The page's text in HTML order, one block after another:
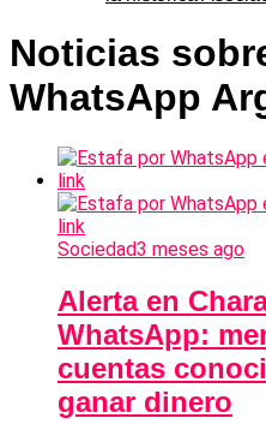
Noticias
WhatsApp
Sociedad3 meses ago
Alerta en
WhatsApp:
cuentas
ganar dinero